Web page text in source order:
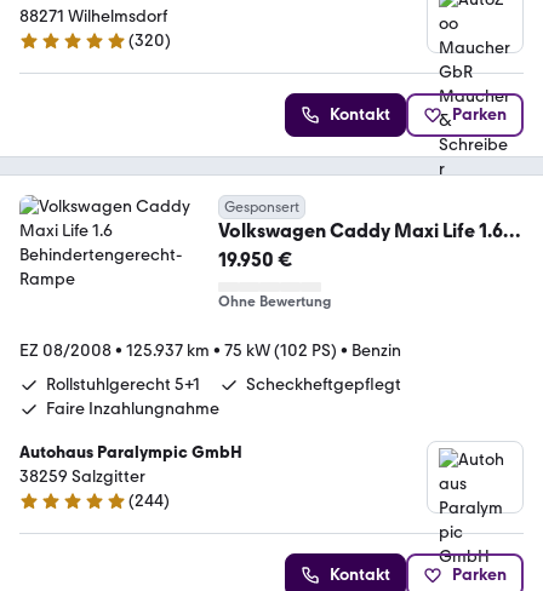
88271 Wilhelmsdorf
4.9 Sterne
(320)
Kontakt Parken
Gesponsert
Volkswagen Caddy Maxi Life 1.6
Behindertengerecht-Rampe
19.950 €
Ohne Bewertung
EZ 08/2008• 125.937 km • 75 kW (102 PS) • Benzin
Rollstuhlgerecht 5+1
Scheckheftgepflegt
Faire Inzahlungnahme
Autohaus Paralympic GmbH
38259 Salzgitter
5 Sterne
(244)
Kontakt Parken